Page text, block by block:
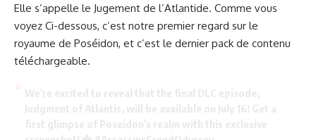
Elle s’appelle le Jugement de l’Atlantide. Comme vous
voyez Ci-dessous, c’est notre premier regard sur le
royaume de Poséidon, et c’est le dernier pack de contenu
téléchargeable.